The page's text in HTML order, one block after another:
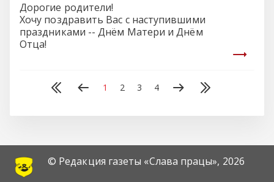
Дорогие родители!
Хочу поздравить Вас с наступившими
праздниками -- Днём Матери и Днём
Отца!
1 2 3 4
© Редакция газеты «Слава працы», 2026